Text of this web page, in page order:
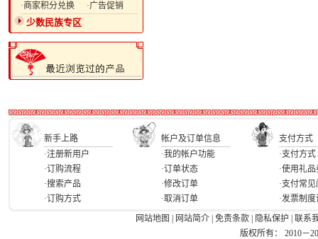
·商家积分兑换
·广告促销
少数民族专区
新手上路 帐户及订单信息
支付方式
·注册新用户
·订购流程
·搜索产品
·订购方式
·我的帐户功能
·订单状态
·修改订单
·取消订单
·支付方式
·使用礼品
·支付常
·发票制
网站地图
网站简介 免责条款 隐私保护
联系
版权所有： 2010－